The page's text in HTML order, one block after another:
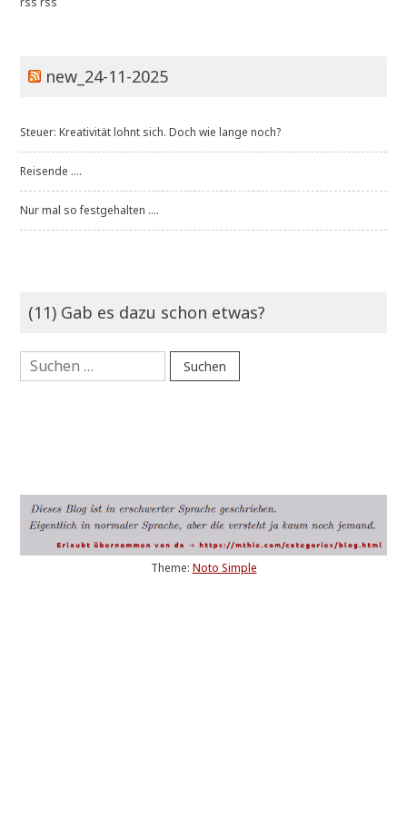
new_24-11-2025
Steuer: Kreativität lohnt sich. Doch wie lange noch?
Reisende ....
Nur mal so festgehalten ....
(11) Gab es dazu schon etwas?
Suchen
nach:
Theme: Noto Simple